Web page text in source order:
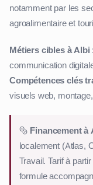
notamment par les
agroalimentaire et
Métiers cibles à Albi
communication
Compétences clés
visuels web,
Financement à
localement (Atlas,
Travail. Tarif à
formule